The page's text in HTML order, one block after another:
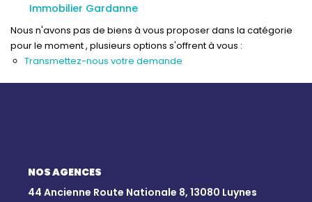
Qui Sommes-Nous
Notre Équipe
Nous Rejoindre
Nos Actualités
Immobilier Gardanne
Nous n'avons pas de biens à vous proposer dans la catégorie
pour le moment , plusieurs options s'offrent à vous :
Transmettez-nous votre demande
NOS AGENCES
44 Ancienne Route Nationale 8, 13080 Luynes